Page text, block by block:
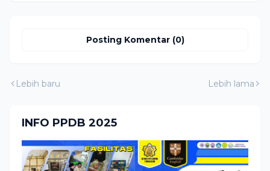
Posting Komentar (0)
Lebih baru Lebih lama
INFO PPDB 2025